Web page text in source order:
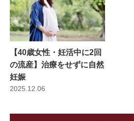
【40歳女性・妊活中に2回
の流産】治療をせずに自然
妊娠
2025.12.06